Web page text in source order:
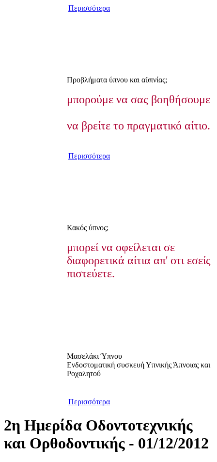
Περισσότερα
Προβλήματα ύπνου και αϋπνίας;
μπορούμε να σας βοηθήσουμε
να βρείτε το πραγματικό αίτιο.
Περισσότερα
Κακός ύπνος;
μπορεί να οφείλεται σε
διαφορετικά αίτια απ' οτι εσείς
πιστεύετε.
Μασελάκι Ύπνου
Ενδοστοματική συσκευή Υπνικής Άπνοιας και
Ροχαλητού
Περισσότερα
2η Ημερίδα Οδοντοτεχνικής
και Ορθοδοντικής - 01/12/2012